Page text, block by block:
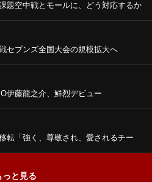
題空中戦とモールに、どう対応するか
セブンズ全国大会の規模拡大へ
伊藤龍之介、鮮烈デビュー
転「強く、尊敬され、愛されるチー
っと見る